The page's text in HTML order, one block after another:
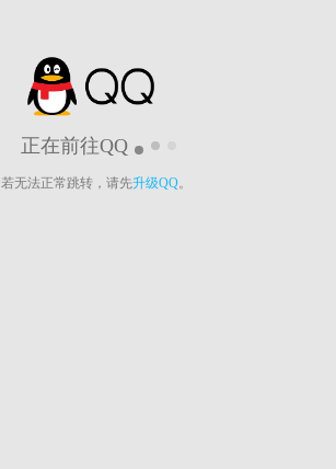
正在前往QQ
若无法正常跳转，请先升级QQ。